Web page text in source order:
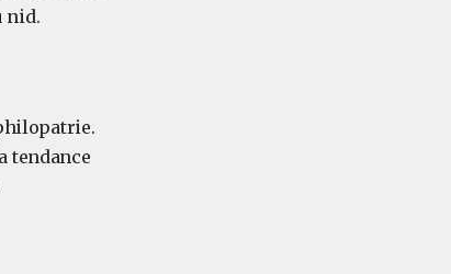
nid.
tendance